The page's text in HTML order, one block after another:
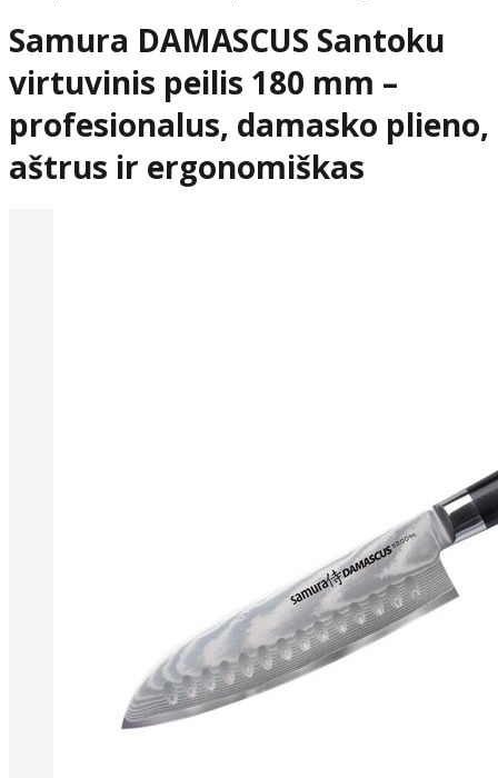
Samura DAMASCUS Santoku
virtuvinis peilis 180 mm –
profesionalus, damasko plieno,
aštrus ir ergonomiškas